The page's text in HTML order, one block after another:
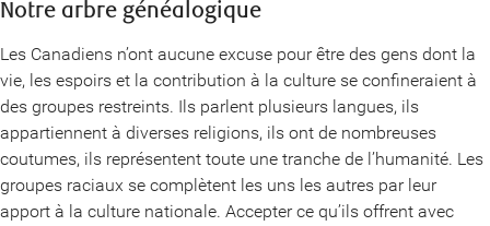
Notre arbre généalogique
Les Canadiens n’ont aucune excuse pour être des gens dont la
vie, les espoirs et la contribution à la culture se confineraient à
des groupes restreints. Ils parlent plusieurs langues, ils
appartiennent à diverses religions, ils ont de nombreuses
coutumes, ils représentent toute une tranche de l’humanité. Les
groupes raciaux se complètent les uns les autres par leur
apport à la culture nationale. Accepter ce qu’ils offrent avec